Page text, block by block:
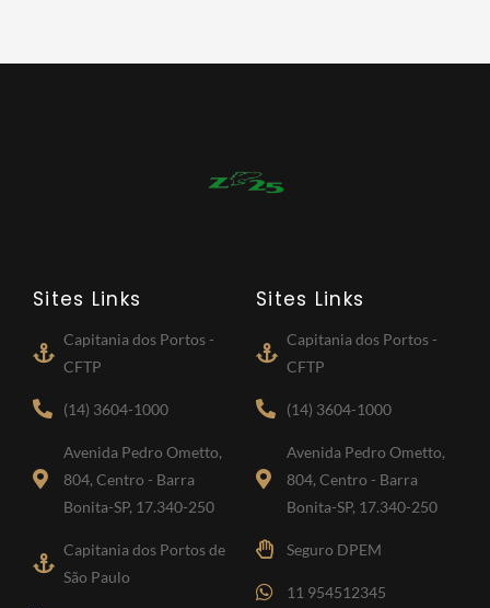
Sites Links
Capitania dos Portos -
CFTP
(14) 3604-1000
Avenida Pedro Ometto,
804, Centro - Barra
Bonita-SP, 17.340-250
Capitania dos Portos de
São Paulo
Sites Links
Capitania dos Portos -
CFTP
(14) 3604-1000
Avenida Pedro Ometto,
804, Centro - Barra
Bonita-SP, 17.340-250
Seguro DPEM
11 954512345